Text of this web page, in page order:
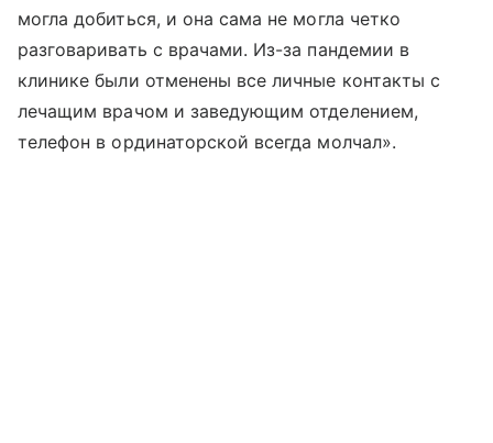
могла добиться, и она сама не могла четко
разговаривать с врачами. Из-за пандемии в
клинике были отменены все личные контакты с
лечащим врачом и заведующим отделением,
телефон в ординаторской всегда молчал».